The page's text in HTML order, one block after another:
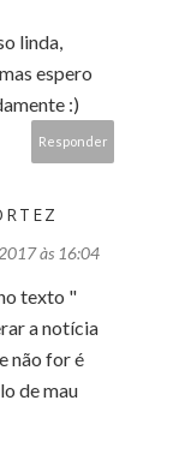
linda,
espero
:)
Responder
às 16:04
texto "
a notícia
não for é
de mau